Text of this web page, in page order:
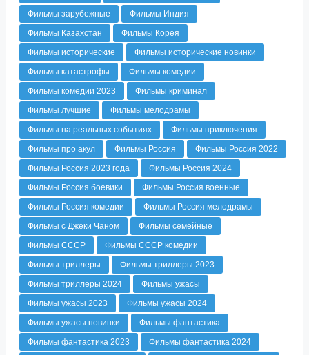
Фильмы зарубежные
Фильмы Индия
Фильмы Казахстан
Фильмы Корея
Фильмы исторические
Фильмы исторические новинки
Фильмы катастрофы
Фильмы комедии
Фильмы комедии 2023
Фильмы криминал
Фильмы лучшие
Фильмы мелодрамы
Фильмы на реальных событиях
Фильмы приключения
Фильмы про акул
Фильмы Россия
Фильмы Россия 2022
Фильмы Россия 2023 года
Фильмы Россия 2024
Фильмы Россия боевики
Фильмы Россия военные
Фильмы Россия комедии
Фильмы Россия мелодрамы
Фильмы с Джеки Чаном
Фильмы семейные
Фильмы СССР
Фильмы СССР комедии
Фильмы триллеры
Фильмы триллеры 2023
Фильмы триллеры 2024
Фильмы ужасы
Фильмы ужасы 2023
Фильмы ужасы 2024
Фильмы ужасы новинки
Фильмы фантастика
Фильмы фантастика 2023
Фильмы фантастика 2024